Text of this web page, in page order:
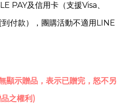
PAY及信用卡（支援Visa、
付款），團購活動不適用LINE
顯示贈品，表示已贈完，怒不另
之權利)